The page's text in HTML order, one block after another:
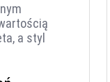
a styl